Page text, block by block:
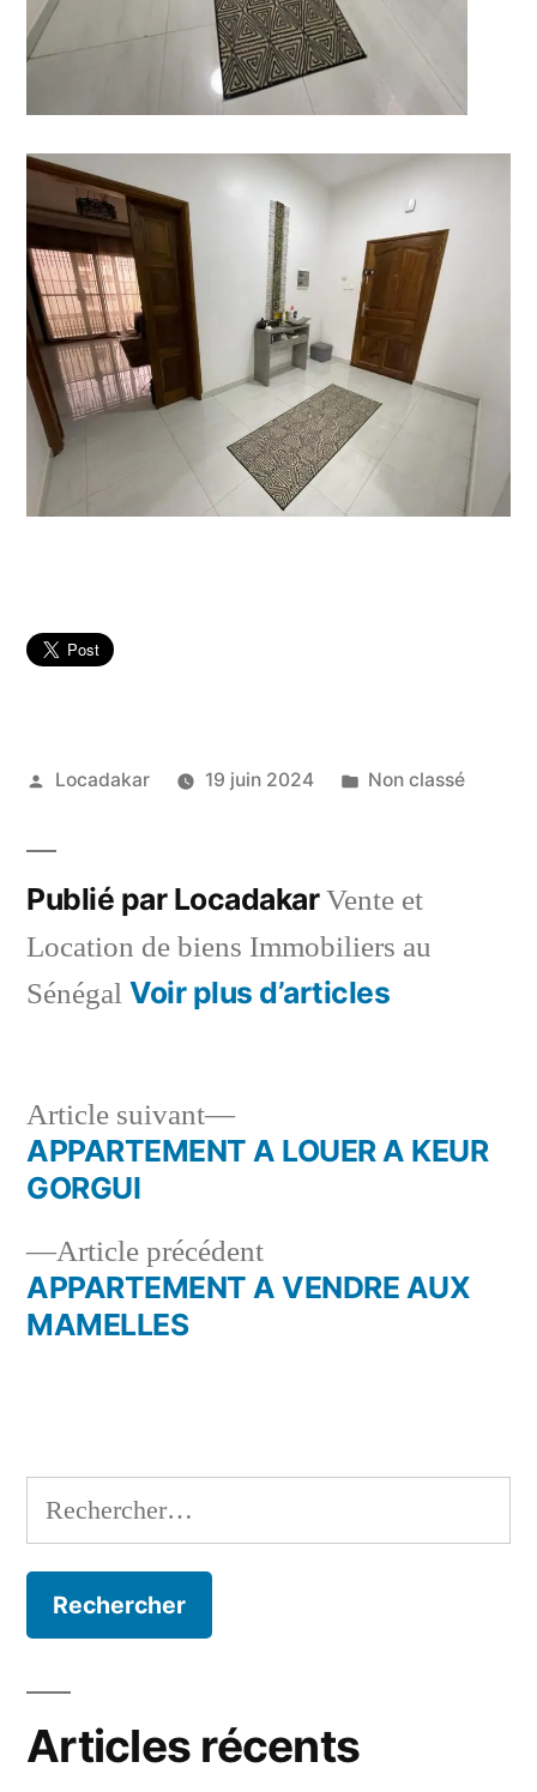
Publié
Locadakar 19 juin 2024
Publié
Non classé
Publié par LocadakarVente et
Location de biens Immobiliers au
Sénégal Voir plus d’articles
Navigation
l’article
Article précédentArticle
précédent :
APPARTEMENT A VENDRE AUX
MAMELLES
Article suivant
Article
suivant :
APPARTEMENT A LOUER A KEUR
GORGUI
Rechercher :
Articles récents